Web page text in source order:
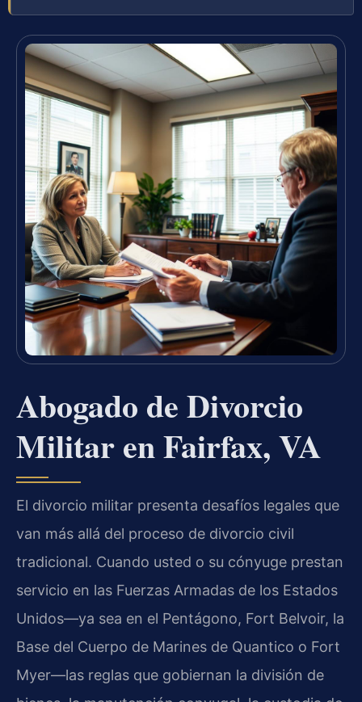
Abogado de Divorcio
Militar en Fairfax, VA
El divorcio militar presenta desafíos legales que
van más allá del proceso de divorcio civil
tradicional. Cuando usted o su cónyuge prestan
servicio en las Fuerzas Armadas de los Estados
Unidos—ya sea en el Pentágono, Fort Belvoir, la
Base del Cuerpo de Marines de Quantico o Fort
Myer—las reglas que gobiernan la división de